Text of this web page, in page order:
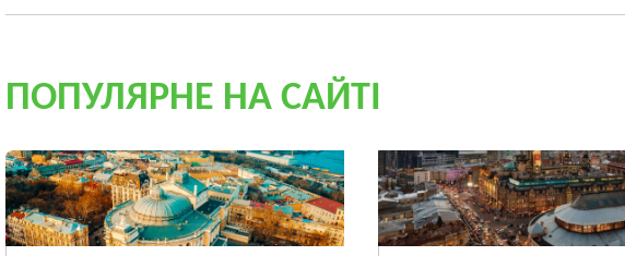
ПОПУЛЯРНЕ НА САЙТІ